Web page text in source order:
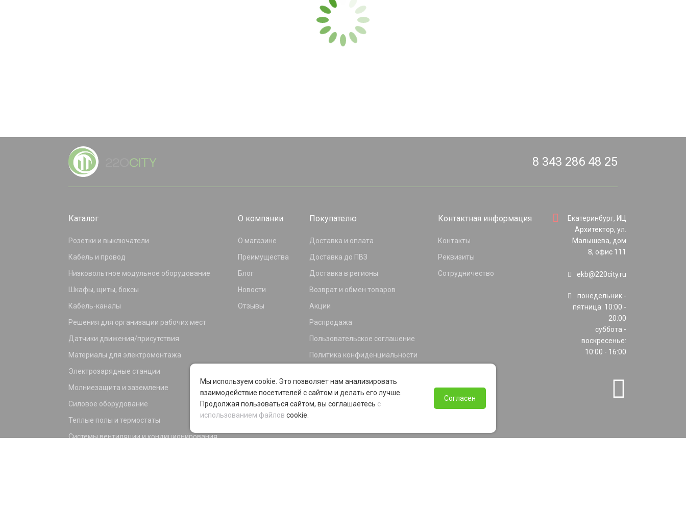
8 343 286 48 25
Каталог
Розетки и выключатели
Кабель и провод
Низковольтное модульное оборудование
Шкафы, щиты, боксы
Кабель-каналы
Решения для организации рабочих мест
Датчики движения/присутствия
Материалы для электромонтажа
Электрозарядные станции
Молниезащита и заземление
Силовое оборудование
Теплые полы и термостаты
Системы вентиляции и кондиционирования
О компании
О магазине
Преимущества
Блог
Новости
Отзывы
Покупателю
Доставка и оплата
Доставка до ПВЗ
Доставка в регионы
Возврат и обмен товаров
Акции
Распродажа
Пользовательское соглашение
Политика конфиденциальности
Программа лояльности
Контактная информация
Контакты
Реквизиты
Сотрудничество
Екатеринбург, ИЦ
Архитектор, ул.
Малышева, дом
8, офис 111
ekb@220city.ru
понедельник -
пятница: 10:00 -
20:00
суббота -
воскресенье:
10:00 - 16:00
Мы используем cookie. Это позволяет нам анализировать
взаимодействие посетителей с сайтом и делать его лучше.
Продолжая пользоваться сайтом, вы соглашаетесь с
использованием файлов cookie.
Согласен